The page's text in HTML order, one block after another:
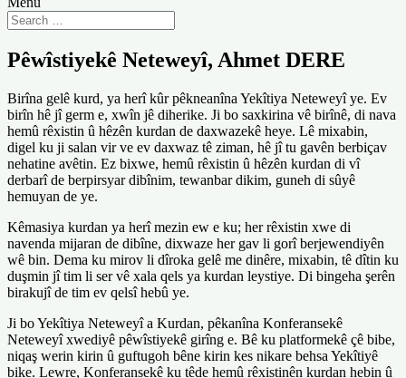
Pêwîstiyekê Neteweyî, Ahmet DERE
Birîna gelê kurd, ya herî kûr pêkneanîna Yekîtiya Neteweyî ye. Ev
birîn hê jî germ e, xwîn jê diherike. Ji bo saxkirina vê birînê, di nava
hemû rêxistin û hêzên kurdan de daxwazekê heye. Lê mixabin,
digel ku ji salan vir ve ev daxwaz tê ziman, hê jî tu gavên berbiçav
nehatine avêtin. Ez bixwe, hemû rêxistin û hêzên kurdan di vî
derbarî de berpirsyar dibînim, tewanbar dikim, guneh di sûyê
hemuyan de ye.
Kêmasiya kurdan ya herî mezin ew e ku; her rêxistin xwe di
navenda mijaran de dibîne, dixwaze her gav li gorî berjewendiyên
wê bin. Dema ku mirov li dîroka gelê me dinêre, mixabin, tê dîtin ku
duşmin jî tim li ser vê xala qels ya kurdan leystiye. Di bingeha şerên
birakujî de tim ev qelsî hebû ye.
Ji bo Yekîtiya Neteweyî a Kurdan, pêkanîna Konferansekê
Neteweyî xwediyê pêwîstiyekê girîng e. Bê ku platformekê çê bibe,
niqaş werin kirin û guftugoh bêne kirin kes nikare behsa Yekîtiyê
bike. Lewre, Konferansekê ku têde hemû rêxistinên kurdan hebin û